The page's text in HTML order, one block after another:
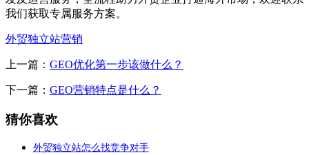
我们获取专属服务方案。
外贸独立站营销
上一篇： GEO优化第一步该做什么？
下一篇： GEO营销特点是什么？
猜你喜欢
外贸独立站怎么找竞争对手